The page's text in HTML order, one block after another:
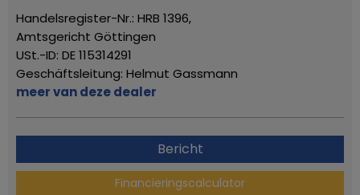
Handelsregister-Nr.: HRB 1396,
Amtsgericht Göttingen
USt.-ID: DE 115314291
Geschäftsleitung: Helmut Gassmann
meer van deze dealer
Bericht
Financieringscalculator